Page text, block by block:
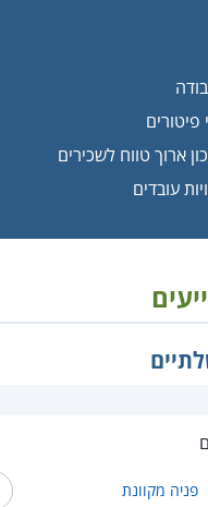
פיטורים
ארוך טווח לשכירים
עובדים
פניה מקוונת